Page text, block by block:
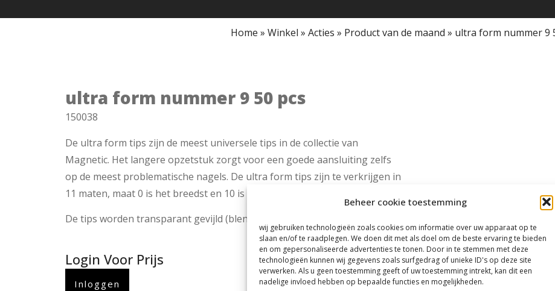
Beheer cookie toestemming
wij gebruiken technologieën zoals cookies om informatie over uw apparaat op te
slaan en/of te raadplegen. We doen dit met als doel om de beste ervaring te bieden
en om gepersonaliseerde advertenties te tonen. Door in te stemmen met deze
technologieën kunnen wij gegevens zoals surfgedrag of unieke ID's op deze site
verwerken. Als u geen toestemming geeft of uw toestemming intrekt, kan dit een
nadelige invloed hebben op bepaalde functies en mogelijkheden.
Home » Winkel » Acties » Product van de maand » ultra form nummer 9
ultra form nummer 9 50 pcs
150038
De ultra form tips zijn de meest universele tips in de collectie van
Magnetic. Het langere opzetstuk zorgt voor een goede aansluiting zelfs
op de meest problematische nagels. De ultra form tips zijn te verkrijgen in
11 maten, maat 0 is het breedst en 10 is het smalst.
De tips worden transparant gevijld (blenden) met een 100/180 grit vijl.
Login Voor Prijs
Inloggen